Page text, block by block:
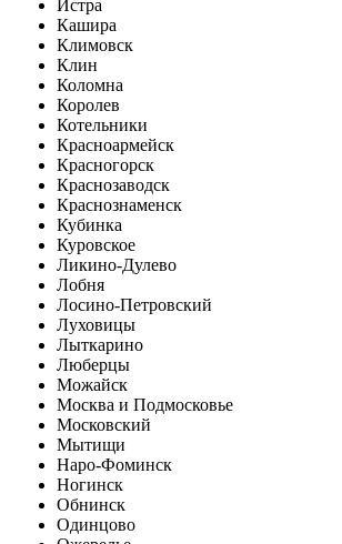
Истра
Кашира
Климовск
Клин
Коломна
Королев
Котельники
Красноармейск
Красногорск
Краснозаводск
Краснознаменск
Кубинка
Куровское
Ликино-Дулево
Лобня
Лосино-Петровский
Луховицы
Лыткарино
Люберцы
Можайск
Москва и Подмосковье
Московский
Мытищи
Наро-Фоминск
Ногинск
Обнинск
Одинцово